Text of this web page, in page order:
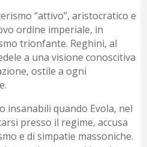
“attivo”, aristocratico e
ordine imperiale, in
trionfante. Reghini, al
a una visione conoscitiva
ostile a ogni
insanabili quando Evola, nel
presso il regime, accusa
e di simpatie massoniche.